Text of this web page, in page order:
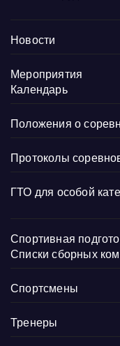
Новости
Мероприятия
Календарь
Положения о
Протоколы
ГТО для особой
Спортивная
Списки сборных
Спортсмены
Тренеры